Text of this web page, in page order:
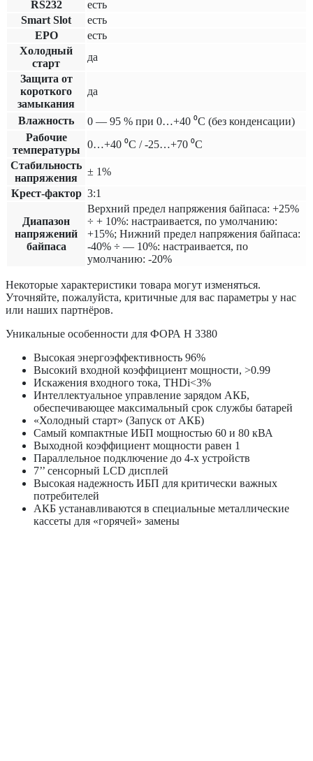
RS232
есть
Smart Slot
есть
EPO
есть
Холодный
старт
да
Защита от
короткого
замыкания
да
Влажность
0 — 95 % при 0…+40 ⁰С (без конденсации)
Рабочие
температуры
0…+40 ⁰С / -25…+70 ⁰С
Cтабильность
напряжения
± 1%
Крест-фактор 3:1
Диапазон
напряжений
байпаса
Верхний предел напряжения байпаса: +25%
÷ + 10%: настраивается, по умолчанию:
+15%; Нижний предел напряжения байпаса:
-40% ÷ — 10%: настраивается, по
умолчанию: -20%
Некоторые характеристики товара могут изменяться.
Уточняйте, пожалуйста, критичные для вас параметры у нас
или наших партнёров.
Уникальные особенности для ФОРА Н 3380
Высокая энергоэффективность 96%
Высокий входной коэффициент мощности, >0.99
Искажения входного тока, THDi<3%
Интеллектуальное управление зарядом АКБ,
обеспечивающее максимальный срок службы батарей
«Холодный старт» (Запуск от АКБ)
Самый компактные ИБП мощностью 60 и 80 кВА
Выходной коэффициент мощности равен 1
Параллельное подключение до 4-х устройств
7’’ сенсорный LCD дисплей
Высокая надежность ИБП для критически важных
потребителей
АКБ устанавливаются в специальные металлические
кассеты для «горячей» замены